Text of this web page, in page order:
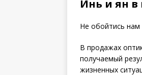
Инь и ян
Не обойтись нам
В продажах
получаемый
жизненных